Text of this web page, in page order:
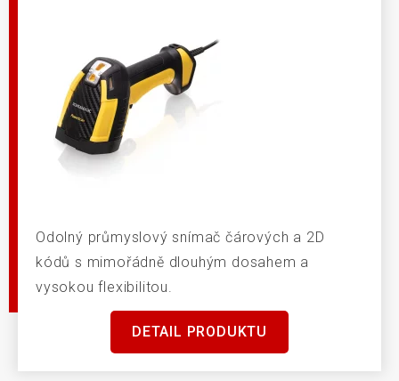
Odolný průmyslový snímač čárových a 2D
kódů s mimořádně dlouhým dosahem a
vysokou flexibilitou.
DETAIL PRODUKTU